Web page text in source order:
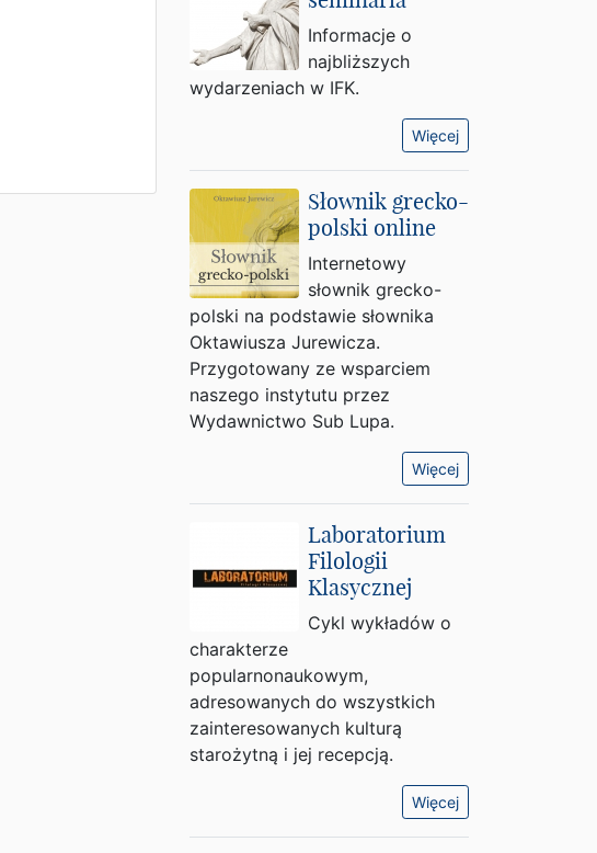
Informacje o
najbliższych
wydarzeniach w IFK.
Więcej
Słownik grecko-
polski online
Internetowy
słownik grecko-
polski na podstawie słownika
Oktawiusza Jurewicza.
Przygotowany ze wsparciem
naszego instytutu przez
Wydawnictwo Sub Lupa.
Więcej
Laboratorium
Filologii
Klasycznej
Cykl wykładów o
charakterze
popularnonaukowym,
adresowanych do wszystkich
zainteresowanych kulturą
starożytną i jej recepcją.
Więcej